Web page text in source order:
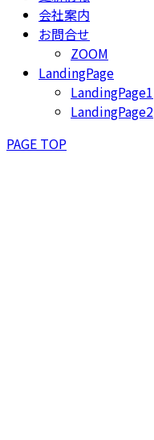
会社案内
お問合せ
ZOOM
LandingPage
LandingPage1
LandingPage2
PAGE TOP